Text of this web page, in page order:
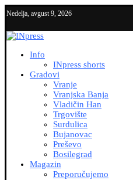
Nedelja, avgust 9, 2026
Info
INpress shorts
Gradovi
Vranje
Vranjska Banja
Vladičin Han
Trgovište
Surdulica
Bujanovac
Preševo
Bosilegrad
Magazin
Preporučujemo